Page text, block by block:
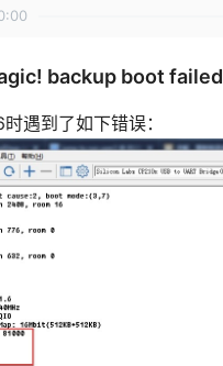
backup boot failed
遇到了如下错误：